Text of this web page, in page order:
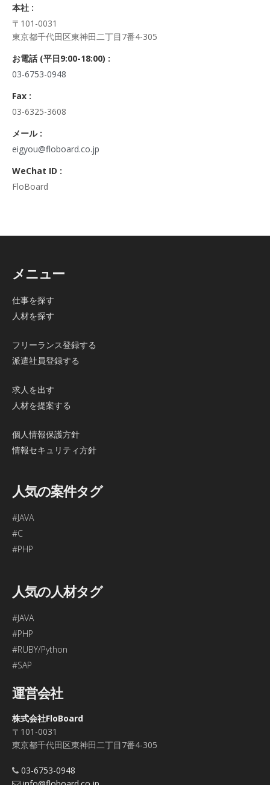
口に申し出ることができます。
その際、弊社はご本人を確認させていただいたうえで、合理的
な期間内に対応いたします。
株式会社FloBoard 個人情報問合せ窓口
〒101-0031 東京都千代田区東神田二丁目7番4-305
メールアドレス: info@floboard.co.jp TEL: 03-6753-0948
ールデンウィークを除く)
6. 個人情報における任意性について
個人情報のご提供は、ご本人の任意です。ただし、必須項目を
ご入力頂けない場合は本フォームをご利用頂けませんので、ご
了承ください。
本社 :
〒101-0031
東京都千代田区東神田二丁目7番4-305
お電話 (平日9:00-18:00) :
03-6753-0948
Fax :
03-6325-3608
メール :
eigyou@floboard.co.jp
WeChat ID :
FloBoard
メニュー
仕事を探す
人材を探す
フリーランス登録する
派遣社員登録する
求人を出す
人材を提案する
個人情報保護方針
情報セキュリティ方針
人気の案件タグ
#JAVA
#C
#PHP
人気の人材タグ
#JAVA
#PHP
#RUBY/Python
#SAP
運営会社
株式会社FloBoard
〒101-0031
東京都千代田区東神田二丁目7番4-305
03-6753-0948